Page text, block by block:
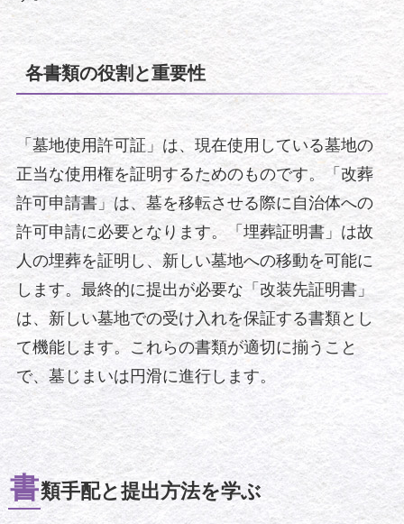
各書類の役割と重要性
「墓地使用許可証」は、現在使用している墓地の
正当な使用権を証明するためのものです。「改葬
許可申請書」は、墓を移転させる際に自治体への
許可申請に必要となります。「埋葬証明書」は故
人の埋葬を証明し、新しい墓地への移動を可能に
します。最終的に提出が必要な「改装先証明書」
は、新しい墓地での受け入れを保証する書類とし
て機能します。これらの書類が適切に揃うこと
で、墓じまいは円滑に進行します。
書類手配と提出方法を学ぶ